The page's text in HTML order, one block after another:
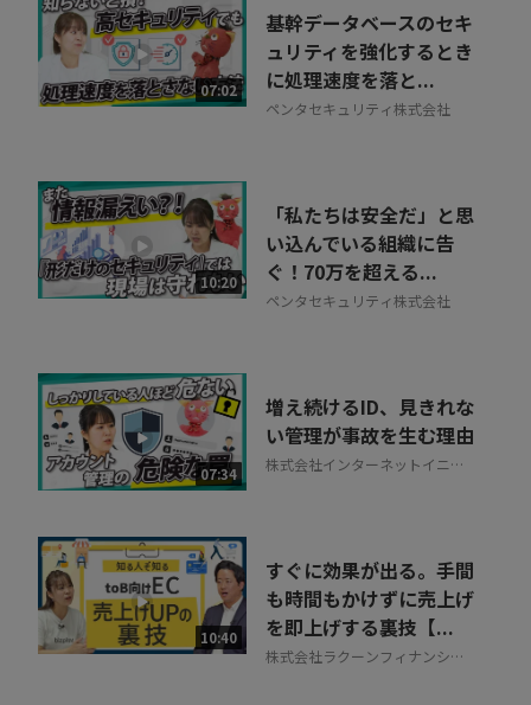
07:02
基幹データベースのセキ
ュリティを強化するとき
に処理速度を落と...
ペンタセキュリティ株式会社
10:20
「私たちは安全だ」と思
い込んでいる組織に告
ぐ！70万を超える...
ペンタセキュリティ株式会社
07:34
増え続けるID、見きれな
い管理が事故を生む理由
株式会社インターネットイニシ
10:40
すぐに効果が出る。手間
も時間もかけずに売上げ
を即上げする裏技【...
株式会社ラクーンフィナンシャ